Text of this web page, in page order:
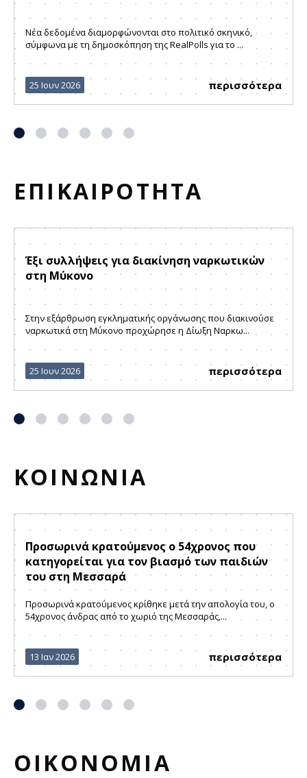
Νέα δεδομένα διαμορφώνονται στο πολιτικό σκηνικό,
σύμφωνα με τη δημοσκόπηση της RealPolls για το ...
25 Ιουν 2026 περισσότερα
ΕΠΙΚΑΙΡΟΤΗΤΑ
Έξι συλλήψεις για διακίνηση ναρκωτικών
στη Μύκονο
Στην εξάρθρωση εγκληματικής οργάνωσης που διακινούσε
ναρκωτικά στη Μύκονο προχώρησε η Δίωξη Ναρκω...
25 Ιουν 2026 περισσότερα
ΚΟΙΝΩΝΙΑ
Προσωρινά κρατούμενος ο 54χρονος που
κατηγορείται για τον βιασμό των παιδιών
του στη Μεσσαρά
Προσωρινά κρατούμενος κρίθηκε μετά την απολογία του, ο
54χρονος άνδρας από το χωριό της Μεσσαράς,...
13 Ιαν 2026 περισσότερα
ΟΙΚΟΝΟΜΙΑ